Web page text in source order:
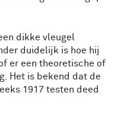
dikke vleugel
duidelijk is hoe hij
er een theoretische of
Het is bekend dat de
1917 testen deed